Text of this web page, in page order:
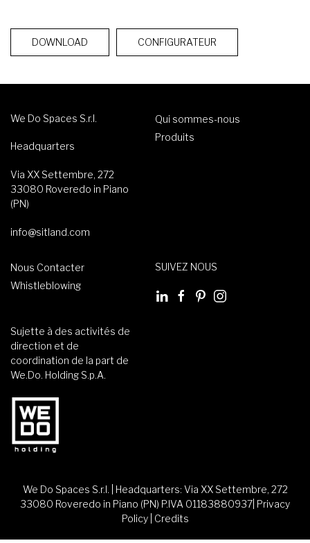
DOWNLOAD CONFIGURATEUR
We Do Spaces S.r.l.
Headquarters
Via XX Settembre, 272
33080 Roveredo in Piano
(PN)
info@sitland.com
Qui sommes-nous
Produits
Nous Contacter
Whistleblowing
SUIVEZ NOUS
Sujette à des activités de
direction et de
coordination de la part de
We.Do. Holding S.p.A.
We Do Spaces S.r.l. | Headquarters: Via XX Settembre, 272
33080 Roveredo in Piano (PN) P.IVA 01183880937| Privacy
Policy| Credits